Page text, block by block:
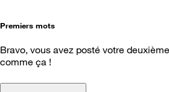
Premiers mots
Bravo, vous avez posté votre
comme ça !